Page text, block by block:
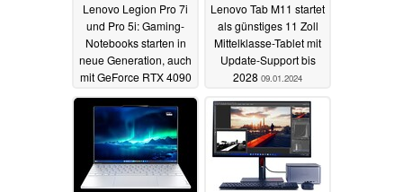
Lenovo Legion Pro 7i
und Pro 5i: Gaming-
Notebooks starten in
neue Generation, auch
mit GeForce RTX 4090
09.01.2024
Lenovo Tab M11 startet
als günstiges 11 Zoll
Mittelklasse-Tablet mit
Update-Support bis
2028 09.01.2024